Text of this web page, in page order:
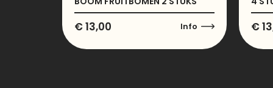
€13,00 Info €